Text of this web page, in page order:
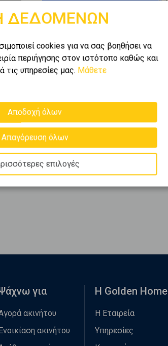
ΔΕΔΟΜΕΝΩΝ
cookies για να σας βοηθήσει να
περιήγησης στον ιστότοπο καθώς και
τις υπηρεσίες μας. Μάθετε
Αποδοχή όλων
Απαγόρευση όλων
επιλογές
για
ακινήτου
ακινήτου
Η Golden Home
Η Εταιρεία
Υπηρεσίες